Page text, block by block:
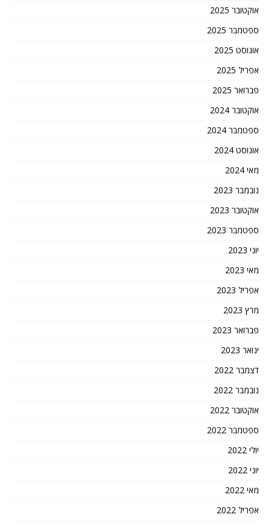
אוקטובר 2025
ספטמבר 2025
אוגוסט 2025
אפריל 2025
פברואר 2025
אוקטובר 2024
ספטמבר 2024
אוגוסט 2024
מאי 2024
נובמבר 2023
אוקטובר 2023
ספטמבר 2023
יוני 2023
מאי 2023
אפריל 2023
מרץ 2023
פברואר 2023
ינואר 2023
דצמבר 2022
נובמבר 2022
אוקטובר 2022
ספטמבר 2022
יולי 2022
יוני 2022
מאי 2022
אפריל 2022